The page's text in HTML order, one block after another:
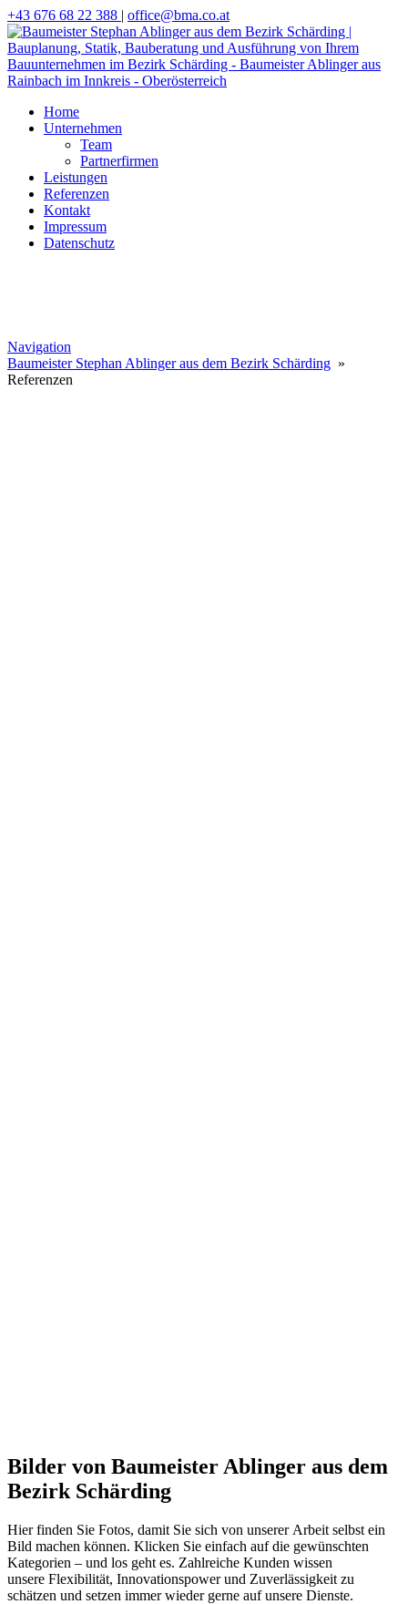
+43 676 68 22 388 | office@bma.co.at
Home
Unternehmen
Team
Partnerfirmen
Leistungen
Referenzen
Kontakt
Impressum
Datenschutz
Navigation
Baumeister Stephan Ablinger aus dem Bezirk Schärding »
Referenzen
Bilder von Baumeister Ablinger aus dem
Bezirk Schärding
Hier finden Sie Fotos, damit Sie sich von unserer Arbeit selbst ein
Bild machen können. Klicken Sie einfach auf die gewünschten
Kategorien – und los geht es. Zahlreiche Kunden wissen
unsere Flexibilität, Innovationspower und Zuverlässigkeit zu
schätzen und setzen immer wieder gerne auf unsere Dienste.